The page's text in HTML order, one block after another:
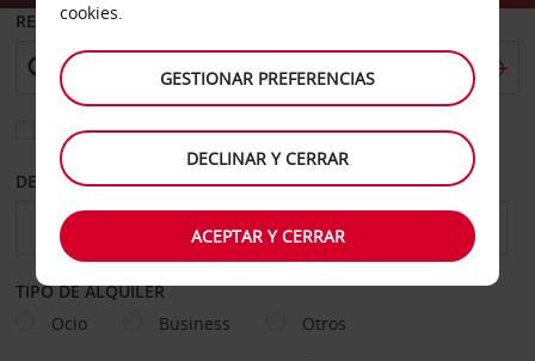
RECOGER EN
Elegir otra oficina de devolución
DESDE HASTA
TIPO DE ALQUILER
Ocio
Business Otros
cookies.
GESTIONAR PREFERENCIAS
DECLINAR Y CERRAR
ACEPTAR Y CERRAR